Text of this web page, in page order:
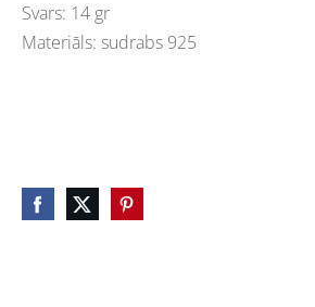
Svars: 14 gr
Materiāls: sudrabs 925